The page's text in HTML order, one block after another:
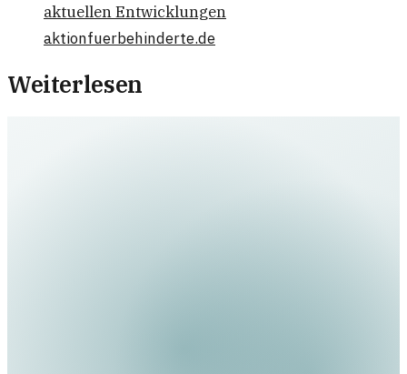
aktuellen Entwicklungen
aktionfuerbehinderte.de
Weiterlesen